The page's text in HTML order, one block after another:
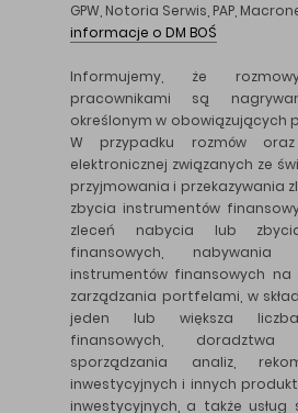
GPW, Notoria Serwis, PAP,
informacje o DM BOŚ
Informujemy, że
pracownikami są
określonym w obowiązujących
W przypadku rozmów oraz
elektronicznej związanych ze
przyjmowania i przekazywania
zbycia instrumentów
zleceń nabycia lub
finansowych,
instrumentów finansowych na
zarządzania portfelami, w
jeden lub większa
finansowych, doradztwa
sporządzania analiz,
inwestycyjnych i innych
inwestycyjnych, a także usług